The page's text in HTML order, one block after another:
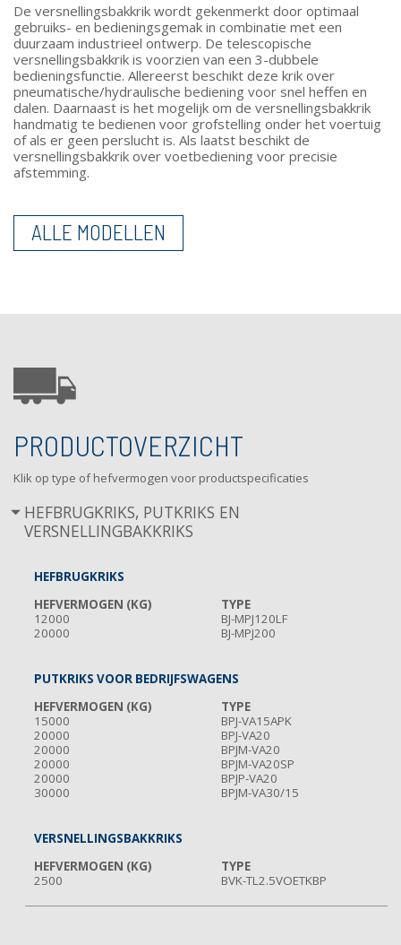
De versnellingsbakkrik wordt gekenmerkt door optimaal
gebruiks- en bedieningsgemak in combinatie met een
duurzaam industrieel ontwerp. De telescopische
versnellingsbakkrik is voorzien van een 3-dubbele
bedieningsfunctie. Allereerst beschikt deze krik over
pneumatische/hydraulische bediening voor snel heffen en
dalen. Daarnaast is het mogelijk om de versnellingsbakkrik
handmatig te bedienen voor grofstelling onder het voertuig
of als er geen perslucht is. Als laatst beschikt de
versnellingsbakkrik over voetbediening voor precisie
afstemming.
ALLE MODELLEN
PRODUCTOVERZICHT
Klik op type of hefvermogen voor productspecificaties
HEFBRUGKRIKS, PUTKRIKS EN
VERSNELLINGBAKKRIKS
HEFBRUGKRIKS
HEFVERMOGEN (KG)
TYPE
12000
BJ-MPJ120LF
20000
BJ-MPJ200
PUTKRIKS VOOR BEDRIJFSWAGENS
HEFVERMOGEN (KG)
TYPE
15000
BPJ-VA15APK
20000
BPJ-VA20
20000
BPJM-VA20
20000
BPJM-VA20SP
20000
BPJP-VA20
30000
BPJM-VA30/15
VERSNELLINGSBAKKRIKS
HEFVERMOGEN (KG)
TYPE
2500
BVK-TL2.5VOETKBP